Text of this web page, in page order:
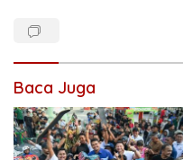
Baca Juga